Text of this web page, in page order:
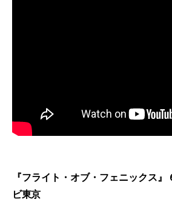
『フライト・オブ・フェニックス』
ビ東京